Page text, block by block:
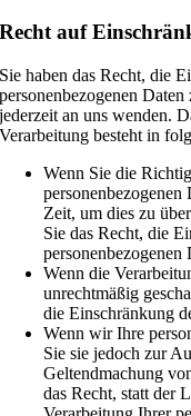
Recht auf
Sie haben das Recht, die
personenbezogenen
jederzeit an uns wenden.
Verarbeitung besteht in
Wenn Sie die
Zeit, um dies zu
Sie das Recht, die
personenbezogenen
Wenn die
unrechtmäßig
die Einschränkung
Wenn wir Ihre
Sie sie jedoch zur
Geltendmachung
das Recht, statt der